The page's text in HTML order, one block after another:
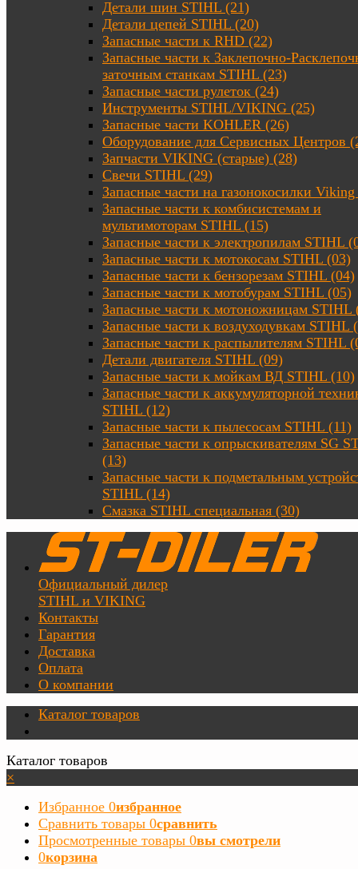
Детали шин STIHL (21)
Детали цепей STIHL (20)
Запасные части к RHD (22)
Запасные части к Заклепочно-
заточным станкам STIHL (23)
Запасные части рулеток (24)
Инструменты STIHL/VIKING (25)
Запасные части KOHLER (26)
Оборудование для Сервисных Центров
Запчасти VIKING (старые) (28)
Свечи STIHL (29)
Запасные части на газонокосилки
Запасные части к комбисистемам и
мультимоторам STIHL (15)
Запасные части к электропилам STIHL
Запасные части к мотокосам STIHL (03)
Запасные части к бензорезам STIHL (04)
Запасные части к мотобурам STIHL (05)
Запасные части к мотоножницам STIHL
Запасные части к воздуходувкам STIHL
Запасные части к распылителям STIHL
Детали двигателя STIHL (09)
Запасные части к мойкам ВД STIHL (10)
Запасные части к аккумуляторной
STIHL (12)
Запасные части к пылесосам STIHL (11)
Запасные части к опрыскивателям SG
(13)
Запасные части к подметальным
STIHL (14)
Смазка STIHL специальная (30)
Официальный дилер
STIHL и VIKING
Контакты
Гарантия
Доставка
Оплата
О компании
Каталог товаров
Каталог товаров
×
Избранное 0избранное
Сравнить товары 0сравнить
Просмотренные товары 0вы смотрели
0корзина